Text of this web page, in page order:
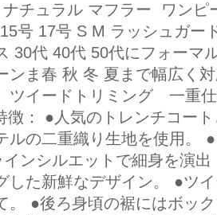
ナチュラル マフラー ワンピ
号 17号 S M ラッシュガー
30代 40代 50代にフォーマ
ンま春 秋 冬 夏まで幅広く
ツイードトリミング 一重
徴： ●人気のトレンチコー
ルの二重織り生地を使用。
インシルエットで細身を演
した新鮮なデザイン。 ●ツ
。 ●後ろ身頃の裾にはボッ